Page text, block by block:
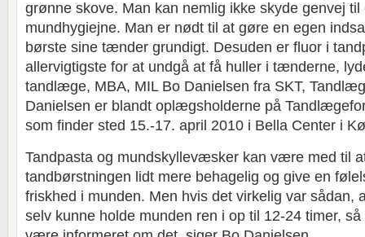
grønne skove. Man kan nemlig ikke skyde genvej til
mundhygiejne. Man er nødt til at gøre en egen
børste sine tænder grundigt. Desuden er fluor i
allervigtigste for at undgå at få huller i tænderne,
tandlæge, MBA, MIL Bo Danielsen fra SKT,
Danielsen er blandt oplægsholderne på
som finder sted 15.-17. april 2010 i Bella Center i
Tandpasta og mundskyllevæsker kan være med til
tandbørstningen lidt mere behagelig og give en
friskhed i munden. Men hvis det virkelig var sådan,
selv kunne holde munden ren i op til 12-24 timer,